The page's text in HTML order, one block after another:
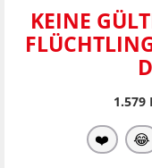
KEINE
1.579
❤️ 😂